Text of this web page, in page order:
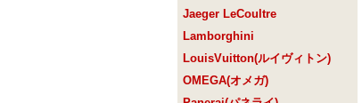
Jaeger LeCoultre
Lamborghini
LouisVuitton(ルイヴィトン)
OMEGA(オメガ)